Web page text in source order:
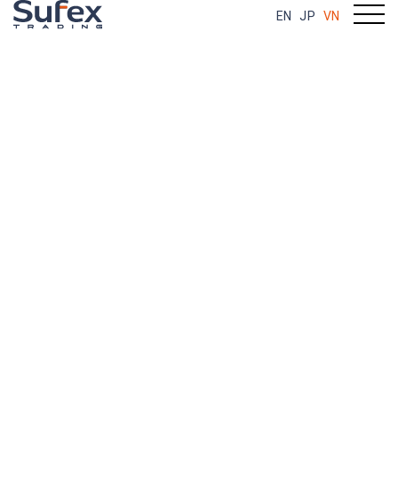
EN JP VN